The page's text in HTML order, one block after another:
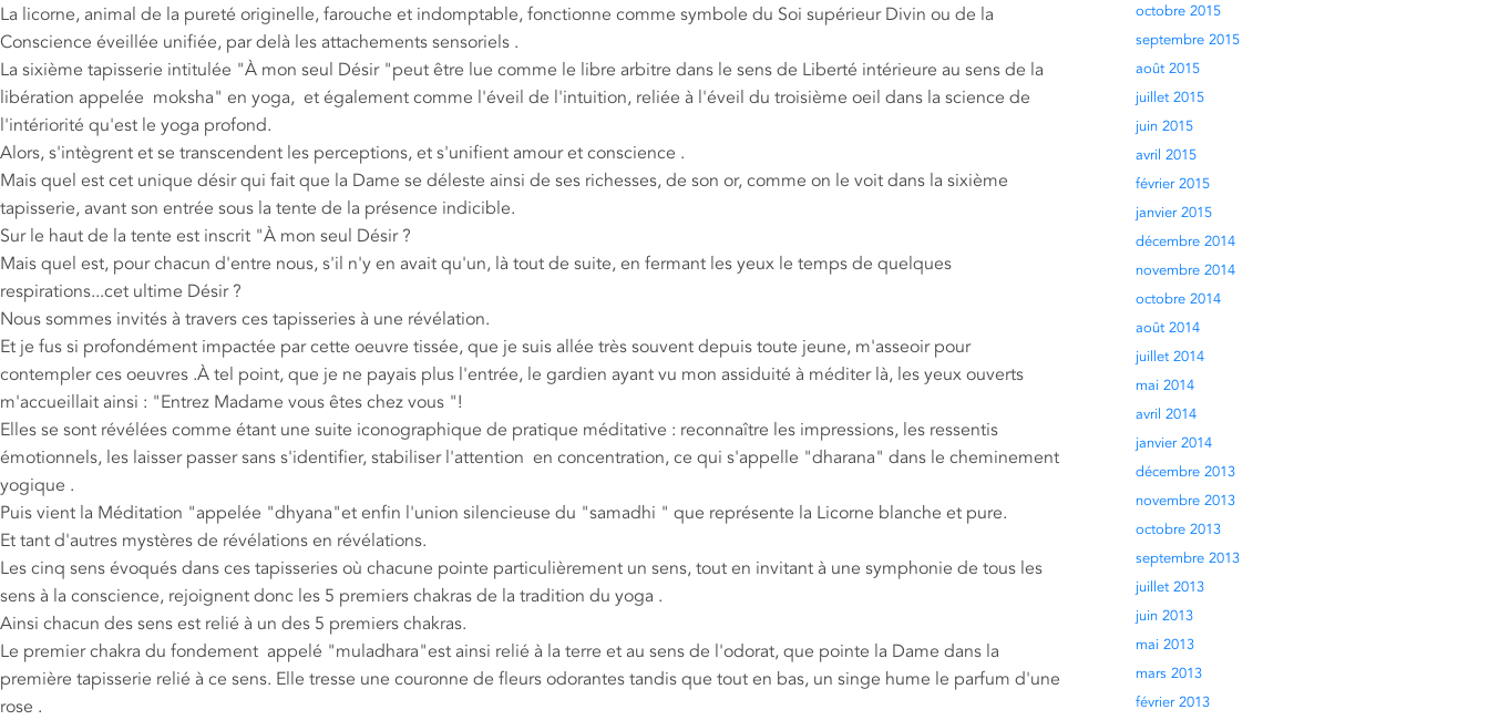
La licorne, animal de la pureté originelle, farouche et indomptable, fonctionne comme symbole du Soi supérieur Divin ou de la
Conscience éveillée unifiée, par delà les attachements sensoriels .
La sixième tapisserie intitulée "À mon seul Désir "peut être lue comme le libre arbitre dans le sens de Liberté intérieure au sens de la
libération appelée moksha" en yoga, et également comme l'éveil de l'intuition, reliée à l'éveil du troisième oeil dans la science de
l'intériorité qu'est le yoga profond.
Alors, s'intègrent et se transcendent les perceptions, et s'unifient amour et conscience .
Mais quel est cet unique désir qui fait que la Dame se déleste ainsi de ses richesses, de son or, comme on le voit dans la sixième
tapisserie, avant son entrée sous la tente de la présence indicible.
Sur le haut de la tente est inscrit "À mon seul Désir ?
Mais quel est, pour chacun d'entre nous, s'il n'y en avait qu'un, là tout de suite, en fermant les yeux le temps de quelques
respirations...cet ultime Désir ?
Nous sommes invités à travers ces tapisseries à une révélation.
Et je fus si profondément impactée par cette oeuvre tissée, que je suis allée très souvent depuis toute jeune, m'asseoir pour
contempler ces oeuvres .À tel point, que je ne payais plus l'entrée, le gardien ayant vu mon assiduité à méditer là, les yeux ouverts
m'accueillait ainsi : "Entrez Madame vous êtes chez vous "!
Elles se sont révélées comme étant une suite iconographique de pratique méditative : reconnaître les impressions, les ressentis
émotionnels, les laisser passer sans s'identifier, stabiliser l'attention en concentration, ce qui s'appelle "dharana" dans le cheminement
yogique .
Puis vient la Méditation "appelée "dhyana"et enfin l'union silencieuse du "samadhi " que représente la Licorne blanche et pure.
Et tant d'autres mystères de révélations en révélations.
Les cinq sens évoqués dans ces tapisseries où chacune pointe particulièrement un sens, tout en invitant à une symphonie de tous les
sens à la conscience, rejoignent donc les 5 premiers chakras de la tradition du yoga .
Ainsi chacun des sens est relié à un des 5 premiers chakras.
Le premier chakra du fondement appelé "muladhara"est ainsi relié à la terre et au sens de l'odorat, que pointe la Dame dans la
première tapisserie relié à ce sens. Elle tresse une couronne de fleurs odorantes tandis que tout en bas, un singe hume le parfum d'une
rose .
octobre 2015
septembre 2015
août 2015
juillet 2015
juin 2015
avril 2015
février 2015
janvier 2015
décembre 2014
novembre 2014
octobre 2014
août 2014
juillet 2014
mai 2014
avril 2014
janvier 2014
décembre 2013
novembre 2013
octobre 2013
septembre 2013
juillet 2013
juin 2013
mai 2013
mars 2013
février 2013